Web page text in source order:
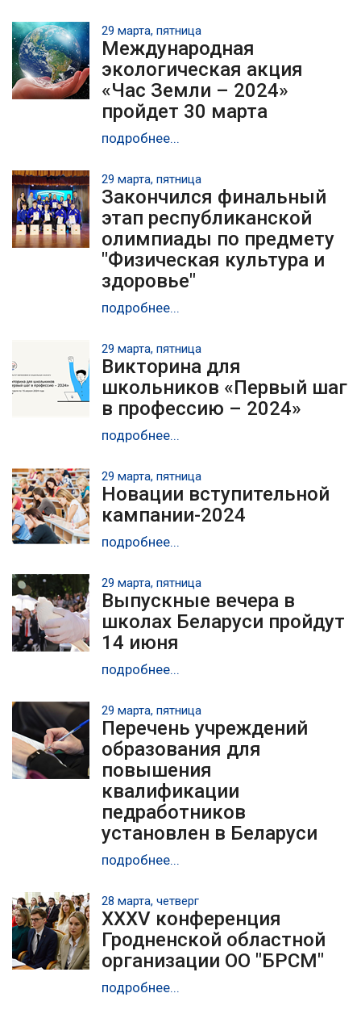
29 марта, пятница
Международная
экологическая акция
«Час Земли – 2024»
пройдет 30 марта
подробнее...
29 марта, пятница
Закончился финальный
этап республиканской
олимпиады по предмету
"Физическая культура и
здоровье"
подробнее...
29 марта, пятница
Викторина для
школьников «Первый шаг
в профессию – 2024»
подробнее...
29 марта, пятница
Новации вступительной
кампании-2024
подробнее...
29 марта, пятница
Выпускные вечера в
школах Беларуси пройдут
14 июня
подробнее...
29 марта, пятница
Перечень учреждений
образования для
повышения
квалификации
педработников
установлен в Беларуси
подробнее...
28 марта, четверг
XXXV конференция
Гродненской областной
организации ОО "БРСМ"
подробнее...